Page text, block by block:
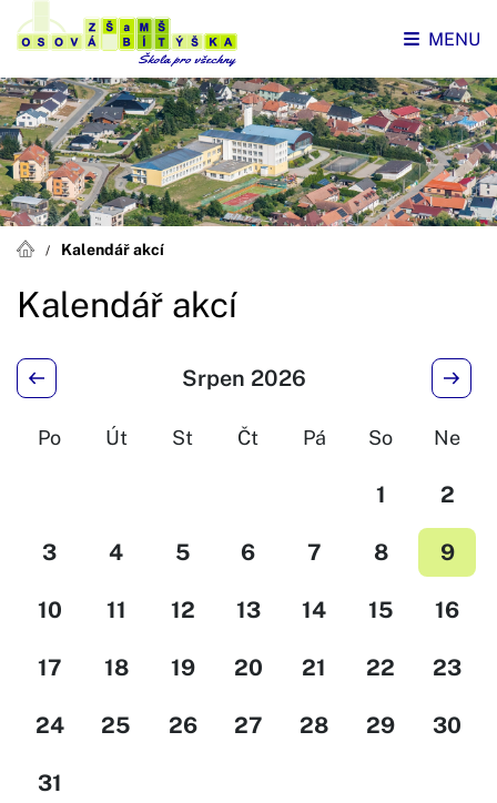
MENU
Kalendář akcí
Kalendář akcí
Srpen 2026
Po Út St Čt Pá So Ne
1 2
3 4 5 6 7 8 9
10 11 12 13 14 15 16
17 18 19 20 21 22 23
24 25 26 27 28 29 30
31